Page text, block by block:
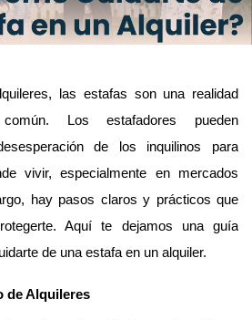
las estafas son una realidad
Los estafadores pueden
de los inquilinos para
vivir, especialmente en mercados
hay pasos claros y prácticos que
Aquí te dejamos una guía
de una estafa en un alquiler.
de Alquileres